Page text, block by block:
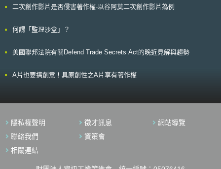
ERIC之資料分析除將有助歐盟國家就老化社會之福利系統為規劃，更預期
子資源研究基礎機構」（Biobanking and Biomolecular Resources
3年籌備期間，已募得30個以上國家之53個會員聯盟以及280個聯繫組織
ERIC，BBMRI指導委員會業已擬定「BBMRI-ERIC備忘錄」提供予有興趣
「猥褻」之特性。 而電玩廠商於訴訟中則表示：倘若此一法律得以合
其它資訊，諸如同性戀、性教育、生育控制等等之提供作出更多的限制。而
應的關注。 無論如何，上訴法院亦將於未來幾個月內對於此案做出判
最高法院裁決後方能有最終決定。
二次創作影片是否侵害著作權-以谷阿莫二次創作影片為例
何謂「監理沙盒」？
美國聯邦法院有關Defend Trade Secrets Act的晚近見解與趨勢
A片也要搞創意！具原創性之A片享有著作權
隱私權聲明 徵才訊息
網站導覽
聯絡我們
資策會
相關連結